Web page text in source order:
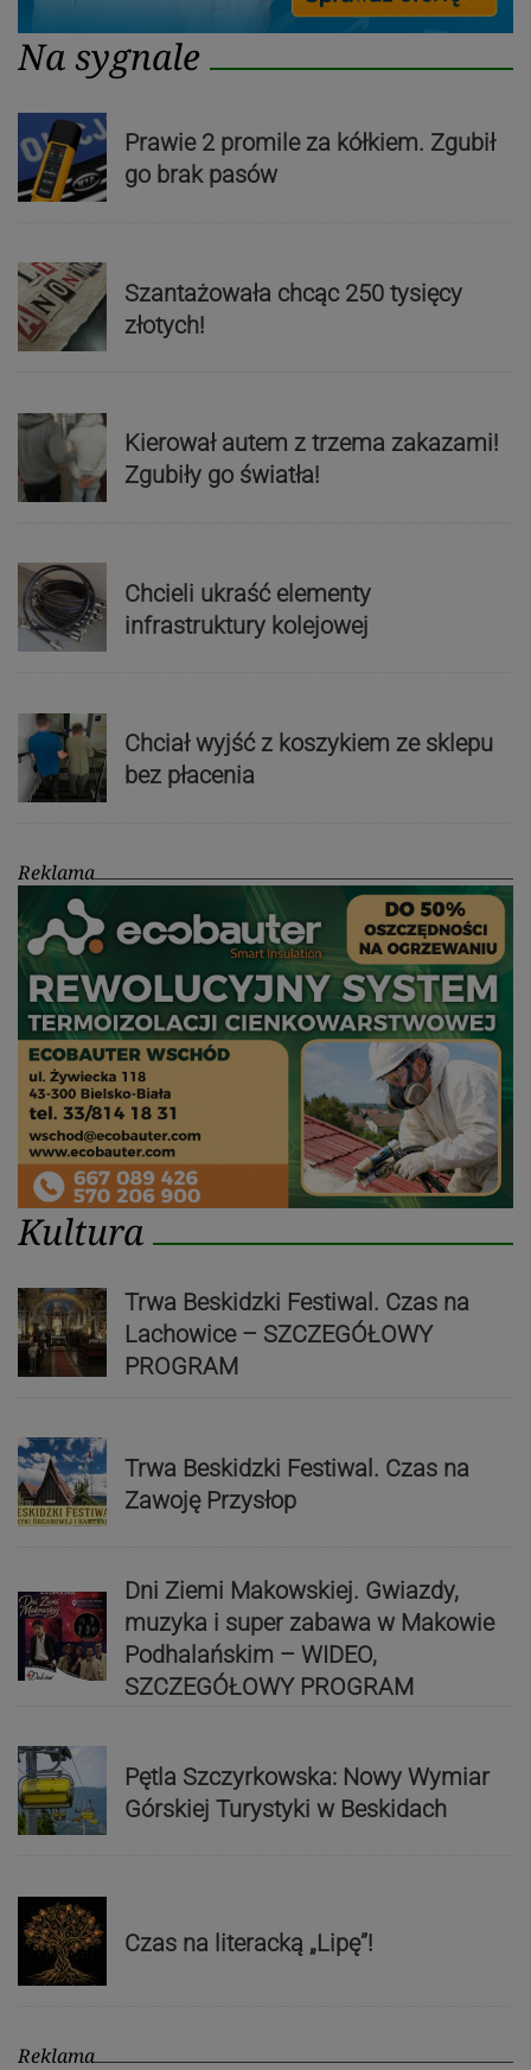
Na sygnale
Prawie 2 promile za kółkiem. Zgubił
go brak pasów
Szantażowała chcąc 250 tysięcy
złotych!
Kierował autem z trzema zakazami!
Zgubiły go światła!
Chcieli ukraść elementy
infrastruktury kolejowej
Chciał wyjść z koszykiem ze sklepu
bez płacenia
Reklama
Kultura
Trwa Beskidzki Festiwal. Czas na
Lachowice – SZCZEGÓŁOWY
PROGRAM
Trwa Beskidzki Festiwal. Czas na
Zawoję Przysłop
Dni Ziemi Makowskiej. Gwiazdy,
muzyka i super zabawa w Makowie
Podhalańskim – WIDEO,
SZCZEGÓŁOWY PROGRAM
Pętla Szczyrkowska: Nowy Wymiar
Górskiej Turystyki w Beskidach
Czas na literacką „Lipę”!
Reklama